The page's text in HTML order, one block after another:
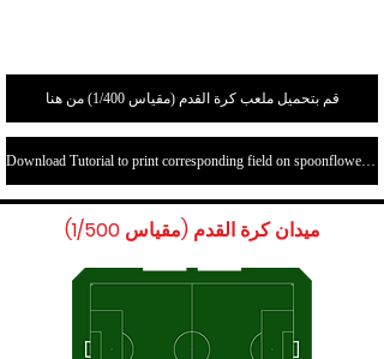
قم بتحميل ملعب كرة القدم (مقياس 1/400) من هنا
ميدان كرة القدم (مقياس 1/500)